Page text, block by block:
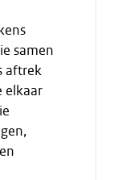
samen
aftrek
elkaar